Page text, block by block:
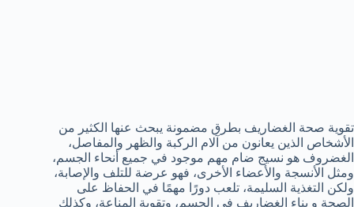
تقوية صحة الغضاريف بطرق مضمونة يبحث عنها الكثير من
الأشخاص الذين يعانون من آلام الركبة والظهر والمفاصل،
الغضروف هو نسيج ضام مهم موجود في جميع أنحاء الجسم،
ومثل الأنسجة والأعضاء الأخرى، فهو عرضة للتلف والإصابة،
ولكن التغذية السليمة، تلعب دورًا مهمًا في الحفاظ على
الصحة و بناء الغضاريف في الجسم، وتقوية المناعة، وكذلك